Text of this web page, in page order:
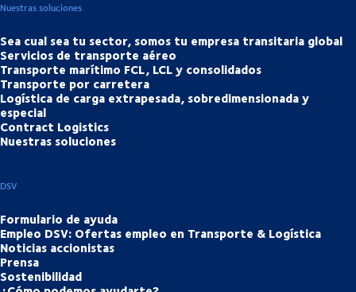
Nuestras soluciones
Sea cual sea tu sector, somos tu empresa transitaria global
Servicios de transporte aéreo
Transporte marítimo FCL, LCL y consolidados
Transporte por carretera
Logística de carga extrapesada, sobredimensionada y
especial
Contract Logistics
Nuestras soluciones
DSV
Formulario de ayuda
Empleo DSV: Ofertas empleo en Transporte & Logística
Noticias accionistas
Prensa
Sostenibilidad